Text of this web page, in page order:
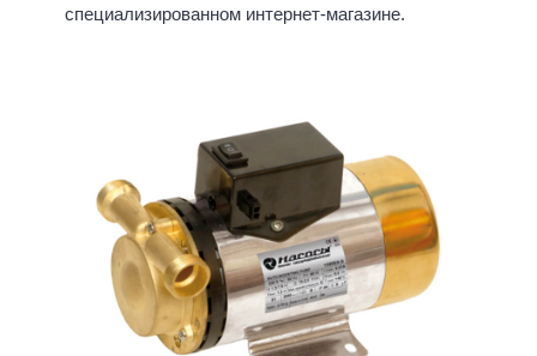
специализированном интернет-магазине.